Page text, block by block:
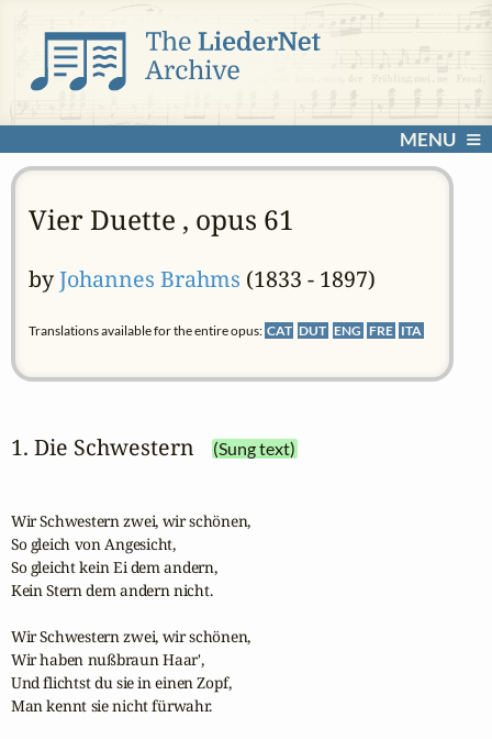
MENU
Vier Duette , opus 61
byJohannes Brahms (1833 - 1897)
Translations available for the entire opus: CAT DUT ENG FRE ITA
1. Die Schwestern (Sung text)
Wir Schwestern zwei, wir schönen,
So gleich von Angesicht,
So gleicht kein Ei dem andern,
Kein Stern dem andern nicht.
Wir Schwestern zwei, wir schönen,
Wir haben nußbraun Haar',
Und flichtst du sie in einen Zopf,
Man kennt sie nicht fürwahr.